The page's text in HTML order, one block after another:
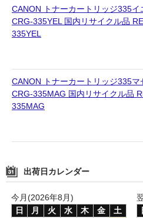
CANON トナーカートリッジ335イ
CRG-335YEL 国内リサイクル品
335YEL
CANON トナーカートリッジ335マ
CRG-335MAG 国内リサイクル品
335MAG
出荷日カレンダー
今月(2026年8月)
日
月 火 水 木 金
土